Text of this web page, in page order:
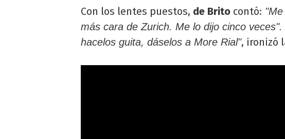
Con los lentes puestos, de Brito contó:
más cara de Zurich. Me lo dijo cinco
hacelos guita, dáselos a More Rial", ironizó